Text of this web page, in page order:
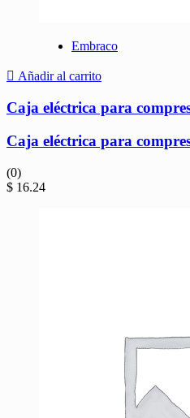
Embraco
Añadir al carrito
Caja eléctrica para
Caja eléctrica para
(0)
$ 16.24